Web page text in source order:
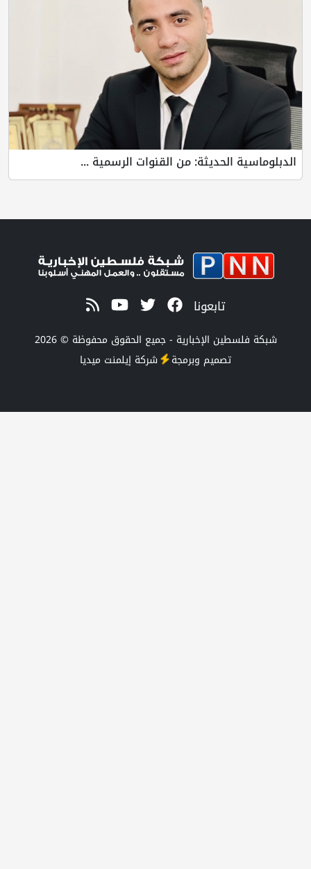
من القنوات الرسمية ...
الإخبارية - جميع الحقوق محفوظة © 2026
شركةإيلمنت ميديا